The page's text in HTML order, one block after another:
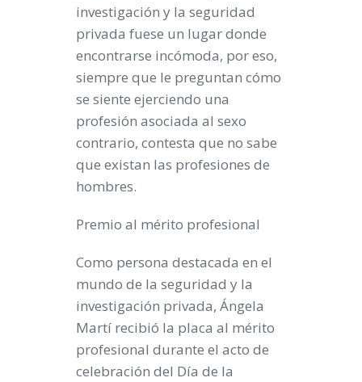
investigación y la seguridad
privada fuese un lugar donde
encontrarse incómoda, por eso,
siempre que le preguntan cómo
se siente ejerciendo una
profesión asociada al sexo
contrario, contesta que no sabe
que existan las profesiones de
hombres.
Premio al mérito profesional
Como persona destacada en el
mundo de la seguridad y la
investigación privada, Ángela
Martí recibió la placa al mérito
profesional durante el acto de
celebración del Día de la